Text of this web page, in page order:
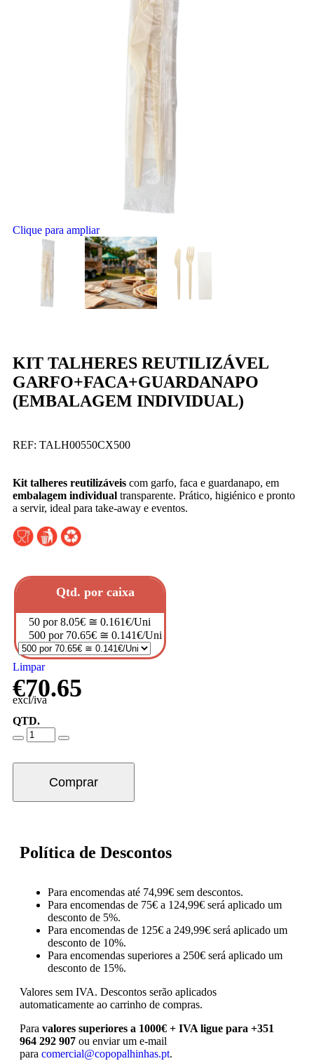
Clique para ampliar
KIT TALHERES REUTILIZÁVEL
GARFO+FACA+GUARDANAPO
(EMBALAGEM INDIVIDUAL)
REF: TALH00550CX500
Kit talheres reutilizáveis com garfo, faca e guardanapo, em
embalagem individual transparente. Prático, higiénico e pronto
a servir, ideal para take-away e eventos.
Qtd. por caixa
50 por 8.05€ ≅ 0.161€/Uni
500 por 70.65€ ≅ 0.141€/Uni
Limpar
€70.65
excl/iva
QTD.
Comprar
Política de Descontos
Para encomendas até 74,99€ sem descontos.
Para encomendas de 75€ a 124,99€ será aplicado um
desconto de 5%.
Para encomendas de 125€ a 249,99€ será aplicado um
desconto de 10%.
Para encomendas superiores a 250€ será aplicado um
desconto de 15%.
Valores sem IVA. Descontos serão aplicados
automaticamente ao carrinho de compras.
Para valores superiores a 1000€ + IVA ligue para +351
964 292 907 ou enviar um e-mail
para comercial@copopalhinhas.pt.